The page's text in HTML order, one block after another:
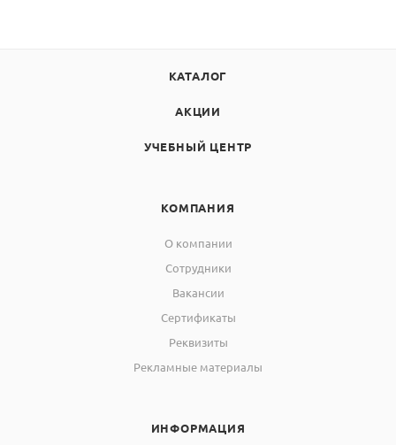
КАТАЛОГ
АКЦИИ
УЧЕБНЫЙ ЦЕНТР
КОМПАНИЯ
О компании
Сотрудники
Вакансии
Сертификаты
Реквизиты
Рекламные материалы
ИНФОРМАЦИЯ